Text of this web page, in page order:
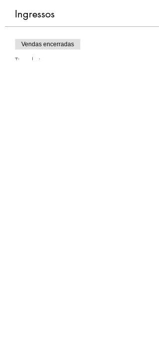
Ingressos
Vendas encerradas
Tipo de ingresso